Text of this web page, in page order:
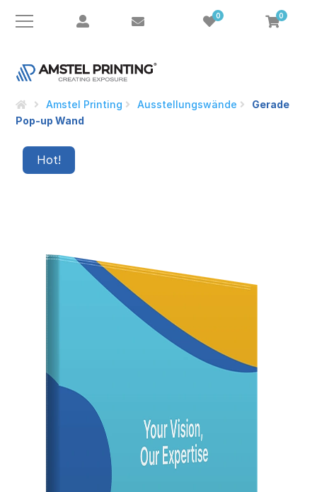
0 0
Amstel Printing Ausstellungswände
Gerade
Pop-up Wand
Hot